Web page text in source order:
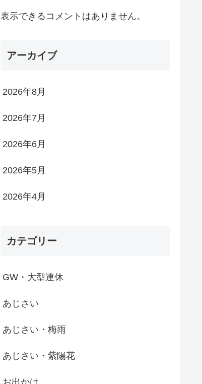
表示できるコメントはありません。
アーカイブ
2026年8月
2026年7月
2026年6月
2026年5月
2026年4月
カテゴリー
GW・大型連休
あじさい
あじさい・梅雨
あじさい・紫陽花